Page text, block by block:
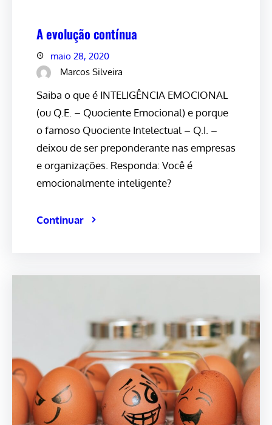
A evolução contínua
maio 28, 2020
Marcos Silveira
Saiba o que é INTELIGÊNCIA EMOCIONAL
(ou Q.E. – Quociente Emocional) e porque
o famoso Quociente Intelectual – Q.I. –
deixou de ser preponderante nas empresas
e organizações. Responda: Você é
emocionalmente inteligente?
Continuar